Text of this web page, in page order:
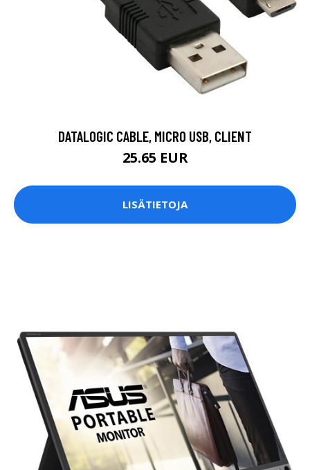
DATALOGIC CABLE, MICRO USB, CLIENT
25.65 EUR
LISÄTIETOJA